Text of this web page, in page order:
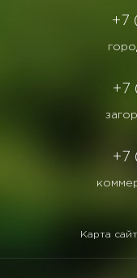
+7
+7
+7
Карта